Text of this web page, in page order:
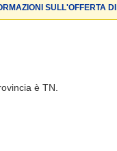
SULL'OFFERTA DI
è TN.